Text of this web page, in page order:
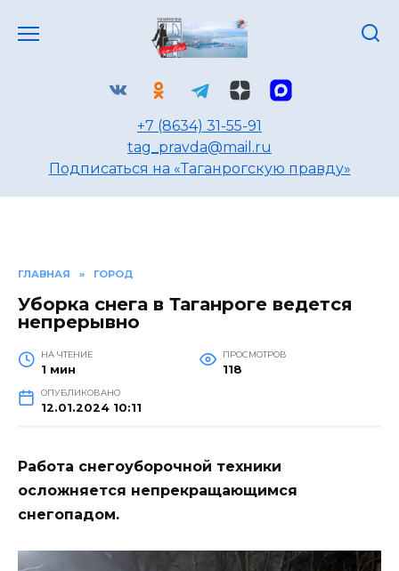
+7 (8634) 31-55-91
tag_pravda@mail.ru
Подписаться на «Таганрогскую правду»
ГЛАВНАЯ » ГОРОД
Уборка снега в Таганроге ведется
непрерывно
НА ЧТЕНИЕ
1 мин
ПРОСМОТРОВ
118
ОПУБЛИКОВАНО
12.01.2024 10:11
Работа снегоуборочной техники
осложняется непрекращающимся
снегопадом.